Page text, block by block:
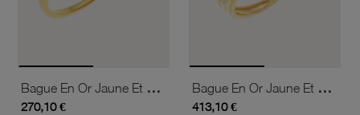
Bague En Or Jaune Et Rhodié, Saphir Et Spinelles
270,10 €
Bague En Or Jaune Et Rhodié, Saphir Ovale
413,10 €